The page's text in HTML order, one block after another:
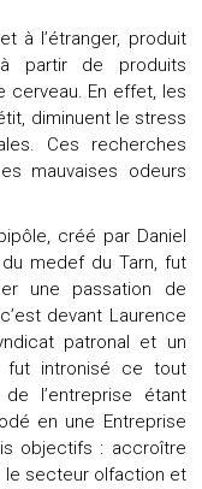
à l’étranger, produit
à partir de produits
cerveau. En effet, les
diminuent le stress
Ces recherches
mauvaises odeurs
créé par Daniel
medef du Tarn, fut
une passation de
devant Laurence
patronal et un
fut intronisé ce tout
l’entreprise étant
en une Entreprise
objectifs : accroître
le secteur olfaction et